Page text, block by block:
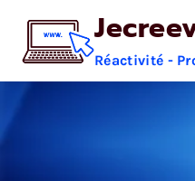
contenu
Réactivité -